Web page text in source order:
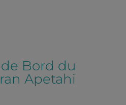
Bord du
Apetahi